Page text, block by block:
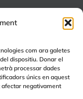
com ara galetes
dispositiu. Donar el
processar dades
únics en aquest
negativament